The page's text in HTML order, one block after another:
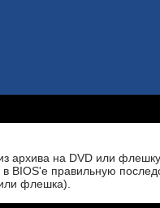
архива на DVD или
в BIOS'e правильную
флешка).